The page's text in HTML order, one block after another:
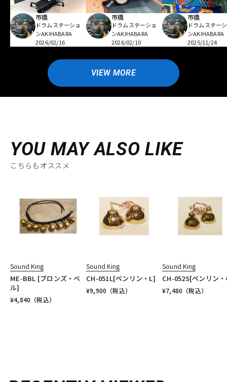
市橋
ドラムステーショ
ンAKIHABARA
2026/02/16
市橋
ドラムステーショ
ンAKIHABARA
2026/02/10
市橋
ドラムステー
ンAKIHABARA
2025/11/24
VIEW MORE
YOU MAY ALSO LIKE
こちらもオススメ
Sound King
ME-BBL [ブロンズ・ベ
ル]
¥4,840 （税込）
Sound King
CH-051L[ペンリン・L]
¥9,900 （税込）
Sound King
CH-052S[ペンリン
¥7,480 （税込）